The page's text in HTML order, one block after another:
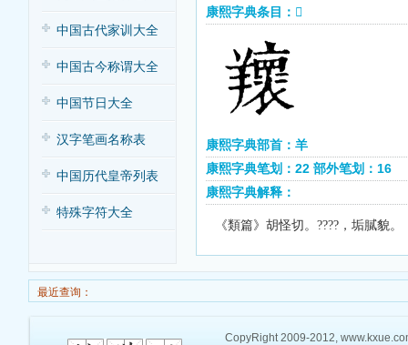
中国古代家训大全
中国古今称谓大全
中国节日大全
汉字笔画名称表
中国历代皇帝列表
特殊字符大全
康熙字典条目：𦏨
康熙字典部首：羊
康熙字典笔划：22 部外笔划：16
康熙字典解释：
《類篇》胡怪切。 ????，垢膩貌。
最近查询：
CopyRight 2009-2012,